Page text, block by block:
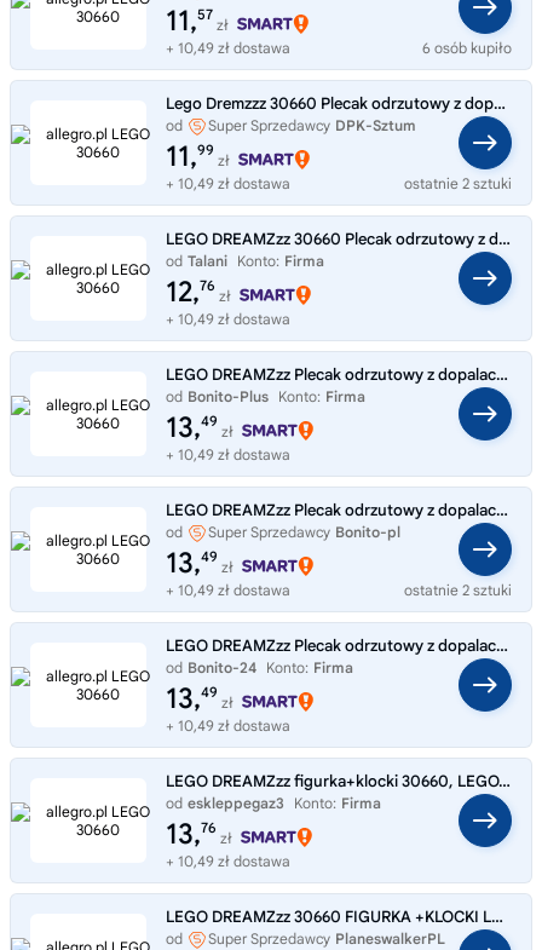
11,57
zł
+ 10,49 zł dostawa
6 osób kupiło
Lego Dremzzz 30660 Plecak odrzutowy z dopalaczami Zoey
od Super Sprzedawcy DPK-Sztum
11,99
zł
+ 10,49 zł dostawa
ostatnie 2 sztuki
LEGO DREAMZzz 30660 Plecak odrzutowy z dopalaczami Zoey
od Talani Konto: Firma
12,76
zł
+ 10,49 zł dostawa
LEGO DREAMZzz Plecak odrzutowy z dopalaczami Zoey 30660 LEGO
od Bonito-Plus Konto: Firma
13,49
zł
+ 10,49 zł dostawa
LEGO DREAMZzz Plecak odrzutowy z dopalaczami Zoey 30660 LEGO
od Super Sprzedawcy Bonito-pl
13,49
zł
+ 10,49 zł dostawa
ostatnie 2 sztuki
LEGO DREAMZzz Plecak odrzutowy z dopalaczami Zoey 30660 LEGO
od Bonito-24 Konto: Firma
13,49
zł
+ 10,49 zł dostawa
LEGO DREAMZzz figurka+klocki 30660, LEGO, 271670.
od eskleppegaz3 Konto: Firma
13,76
zł
+ 10,49 zł dostawa
LEGO DREAMZzz 30660 FIGURKA +KLOCKI LUDZIK PLECAK ODRZUTOWY NIETOPERZ
od Super Sprzedawcy PlaneswalkerPL